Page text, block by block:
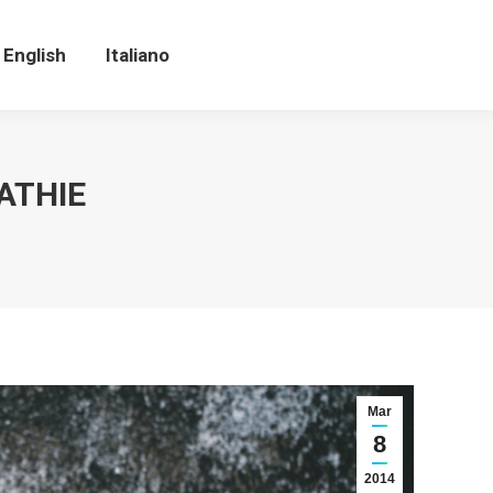
English Italiano
Mar
8
2014